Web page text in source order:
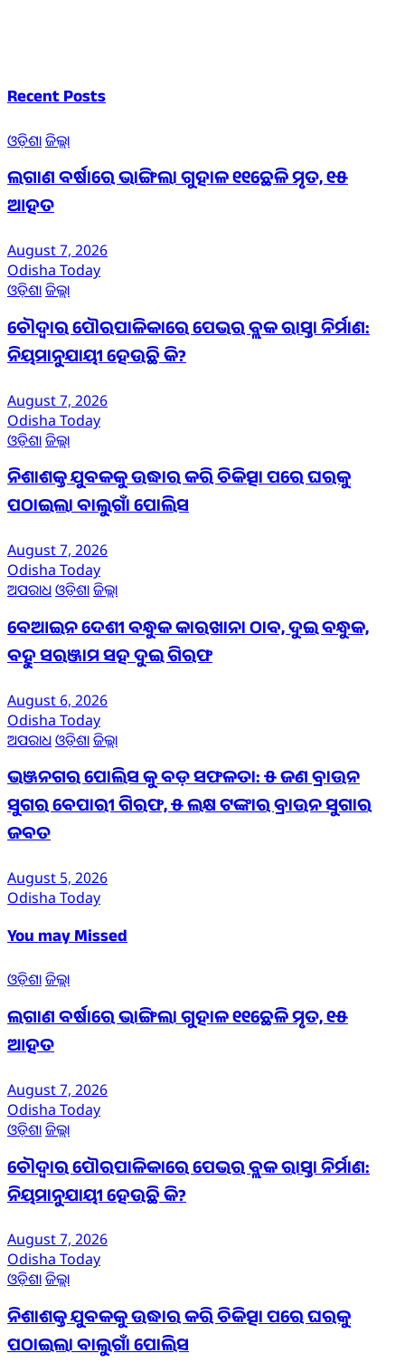
Recent Posts
ଓଡ଼ିଶାଜିଲ୍ଲା
ଲଗାଣ ବର୍ଷାରେ ଭାଙ୍ଗିଲା ଗୁହାଳ ୧୧ଛେଳି ମୃତ, ୧୫
ଆହତ
August 7, 2026
Odisha Today
ଓଡ଼ିଶାଜିଲ୍ଲା
ଚୌଦ୍ୱାର ପୌରପାଳିକାରେ ପେଭର ବ୍ଲକ ରାସ୍ତା ନିର୍ମାଣ:
ନିୟମାନୁଯାୟୀ ହେଉଛି କି?
August 7, 2026
Odisha Today
ଓଡ଼ିଶାଜିଲ୍ଲା
ନିଶାଶକ୍ତ ଯୁବକକୁ ଉଦ୍ଧାର କରି ଚିକିତ୍ସା ପରେ ଘରକୁ
ପଠାଇଲା ବାଲୁଗାଁ ପୋଲିସ
August 7, 2026
Odisha Today
ଅପରାଧ ଓଡ଼ିଶାଜିଲ୍ଲା
ବେଆଇନ ଦେଶୀ ବନ୍ଧୁକ କାରଖାନା ଠାବ, ଦୁଇ ବନ୍ଧୁକ,
ବହୁ ସରଞ୍ଜାମ ସହ ଦୁଇ ଗିରଫ
August 6, 2026
Odisha Today
ଅପରାଧ ଓଡ଼ିଶାଜିଲ୍ଲା
ଭଞ୍ଜନଗର ପୋଲିସ କୁ ବଡ଼ ସଫଳତା: ୫ ଜଣ ବ୍ରାଉନ
ସୁଗର ବେପାରୀ ଗିରଫ, ୫ ଲକ୍ଷ ଟଙ୍କାର ବ୍ରାଉନ ସୁଗାର
ଜବତ
August 5, 2026
Odisha Today
You may Missed
ଓଡ଼ିଶାଜିଲ୍ଲା
ଲଗାଣ ବର୍ଷାରେ ଭାଙ୍ଗିଲା ଗୁହାଳ ୧୧ଛେଳି ମୃତ, ୧୫
ଆହତ
August 7, 2026
Odisha Today
ଓଡ଼ିଶାଜିଲ୍ଲା
ଚୌଦ୍ୱାର ପୌରପାଳିକାରେ ପେଭର ବ୍ଲକ ରାସ୍ତା ନିର୍ମାଣ:
ନିୟମାନୁଯାୟୀ ହେଉଛି କି?
August 7, 2026
Odisha Today
ଓଡ଼ିଶାଜିଲ୍ଲା
ନିଶାଶକ୍ତ ଯୁବକକୁ ଉଦ୍ଧାର କରି ଚିକିତ୍ସା ପରେ ଘରକୁ
ପଠାଇଲା ବାଲୁଗାଁ ପୋଲିସ